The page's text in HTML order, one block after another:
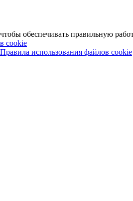
обеспечивать правильную
cookie
Правила использования файлов cookie